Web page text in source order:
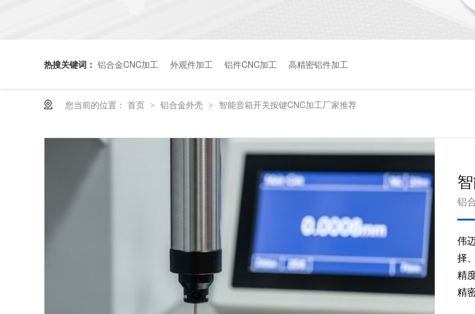
热搜关键词： 铝合金CNC加工 外观件加工 铝件CNC加工 高精密铝件加工
您当前的位置： 首页 > 铝合金外壳 > 智能音箱开关按键CNC加工厂家推荐
铝
伟
择
精
精